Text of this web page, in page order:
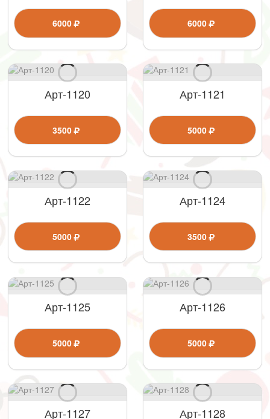
6000 6000
Арт-1120
3500
Арт-1121
5000
Арт-1122
5000
Арт-1124
3500
Арт-1125
5000
Арт-1126
5000
Арт-1127 Арт-1128